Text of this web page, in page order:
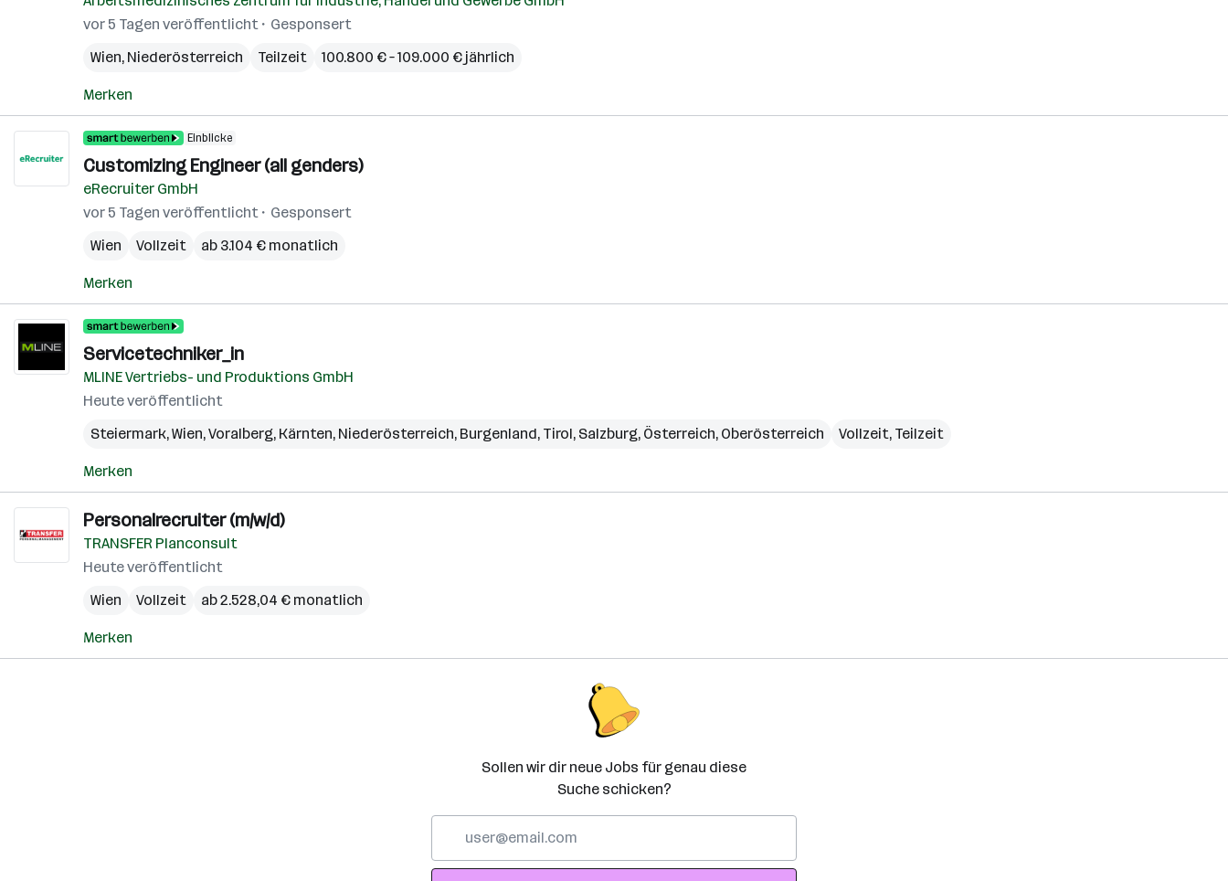
vor 5 Tagen veröffentlicht
Gesponsert
Wien, Niederösterreich Teilzeit 100.800 € – 109.000 € jährlich
Merken
Einblicke
Customizing Engineer (all genders)
eRecruiter GmbH
vor 5 Tagen veröffentlicht
Gesponsert
Wien
Vollzeit ab 3.104 € monatlich
Merken
Servicetechniker_in
MLINE Vertriebs- und Produktions GmbH
Heute veröffentlicht
Steiermark,Wien,Voralberg, Kärnten, Niederösterreich, Burgenland, Tirol, Salzburg, Österreich, Oberösterreich Vollzeit, Teilzeit
Merken
Personalrecruiter (m/w/d)
TRANSFER Planconsult
Heute veröffentlicht
Wien
Vollzeit ab 2.528,04 € monatlich
Merken
Sollen wir dir neue Jobs für genau diese
Suche schicken?
Adresse